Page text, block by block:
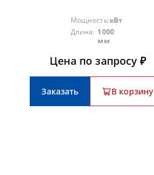
Мощность:кВт
Длина: 1000
мм
Цена по запросу ₽
Заказать В корзину